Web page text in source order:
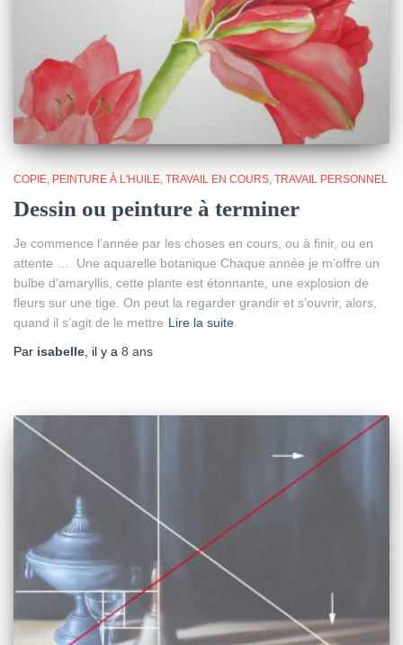
COPIE PEINTURE À L'HUILE TRAVAIL EN COURS TRAVAIL PERSONNEL
Dessin ou peinture à terminer
Je commence l’année par les choses en cours, ou à finir, ou en
attente … Une aquarelle botanique Chaque année je m’offre un
bulbe d’amaryllis, cette plante est étonnante, une explosion de
fleurs sur une tige. On peut la regarder grandir et s’ouvrir, alors,
quand il s’agit de le mettre Lire la suite
Par isabelle , il y a 8 ans